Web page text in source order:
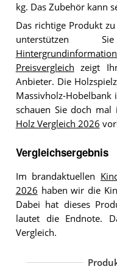
kg. Das Zubehör kann
Das richtige Produkt
unterstützen
Preisvergleich zeigt
Anbieter. Die
Massivholz-Hobelbank
schauen Sie doch mal
Holz Vergleich 2026
Vergleichsergebnis
Im brandaktuellen
2026 haben wir die
Dabei hat dieses
lautet die Endnote.
Vergleich.